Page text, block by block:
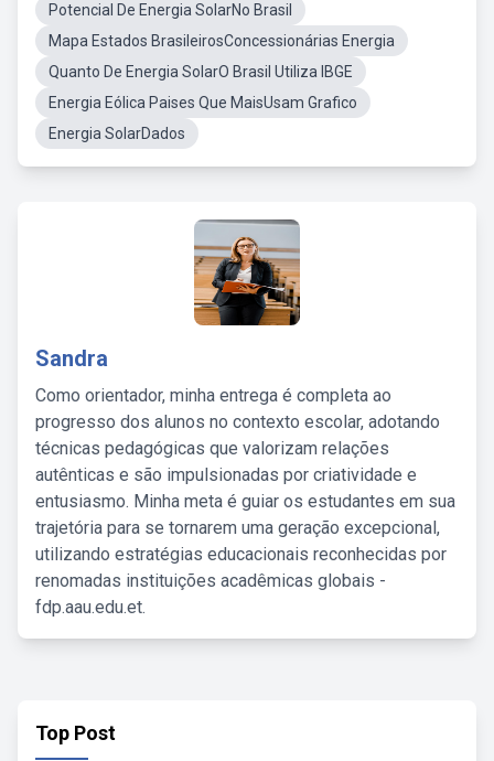
Potencial De Energia SolarNo Brasil
Mapa Estados BrasileirosConcessionárias Energia
Quanto De Energia SolarO Brasil Utiliza IBGE
Energia Eólica Paises Que MaisUsam Grafico
Energia SolarDados
Sandra
Como orientador, minha entrega é completa ao
progresso dos alunos no contexto escolar, adotando
técnicas pedagógicas que valorizam relações
autênticas e são impulsionadas por criatividade e
entusiasmo. Minha meta é guiar os estudantes em sua
trajetória para se tornarem uma geração excepcional,
utilizando estratégias educacionais reconhecidas por
renomadas instituições acadêmicas globais -
fdp.aau.edu.et.
Top Post